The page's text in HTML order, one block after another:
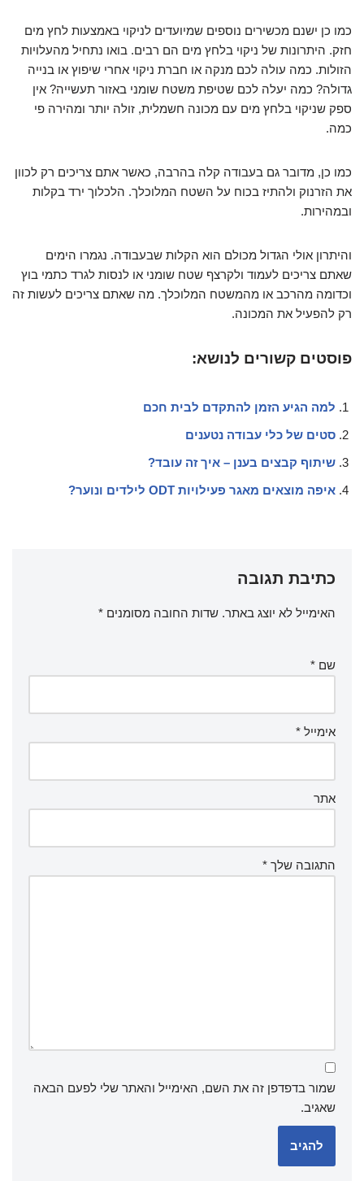
כמו כן ישנם מכשירים נוספים שמיועדים לניקוי באמצעות לחץ מים
חזק. היתרונות של ניקוי בלחץ מים הם רבים. בואו נתחיל מהעלויות
הזולות. כמה עולה לכם מנקה או חברת ניקוי אחרי שיפוץ או בנייה
גדולה? כמה יעלה לכם שטיפת משטח שומני באזור תעשייה? אין
ספק שניקוי בלחץ מים עם מכונה חשמלית, זולה יותר ומהירה פי
כמה.
כמו כן, מדובר גם בעבודה קלה בהרבה, כאשר אתם צריכים רק לכוון
את הזרנוק ולהתיז בכוח על השטח המלוכלך. הלכלוך ירד בקלות
ובמהירות.
והיתרון אולי הגדול מכולם הוא הקלות שבעבודה. נגמרו הימים
שאתם צריכים לעמוד ולקרצף שטח שומני או לנסות לגרד כתמי בוץ
וכדומה מהרכב או מהמשטח המלוכלך. מה שאתם צריכים לעשות זה
רק להפעיל את המכונה.
פוסטים קשורים לנושא:
למה הגיע הזמן להתקדם לבית חכם
סטים של כלי עבודה נטענים
שיתוף קבצים בענן – איך זה עובד?
איפה מוצאים מאגר פעילויות ODT לילדים ונוער?
כתיבת תגובה
האימייל לא יוצג באתר. שדות החובה מסומנים *
שם *
אימייל *
אתר
התגובה שלך *
שמור בדפדפן זה את השם, האימייל והאתר שלי לפעם הבאה
שאגיב.